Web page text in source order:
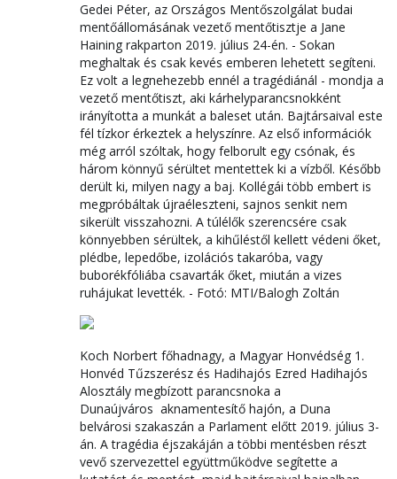
Gedei Péter, az Országos Mentőszolgálat budai
mentőállomásának vezető mentőtisztje a Jane
Haining rakparton 2019. július 24-én. - Sokan
meghaltak és csak kevés emberen lehetett segíteni.
Ez volt a legnehezebb ennél a tragédiánál - mondja a
vezető mentőtiszt, aki kárhelyparancsnokként
irányította a munkát a baleset után. Bajtársaival este
fél tízkor érkeztek a helyszínre. Az első információk
még arról szóltak, hogy felborult egy csónak, és
három könnyű sérültet mentettek ki a vízből. Később
derült ki, milyen nagy a baj. Kollégái több embert is
megpróbáltak újraéleszteni, sajnos senkit nem
sikerült visszahozni. A túlélők szerencsére csak
könnyebben sérültek, a kihűléstől kellett védeni őket,
plédbe, lepedőbe, izolációs takaróba, vagy
buborékfóliába csavarták őket, miután a vizes
ruhájukat levették. - Fotó: MTI/Balogh Zoltán
Koch Norbert főhadnagy, a Magyar Honvédség 1.
Honvéd Tűzszerész és Hadihajós Ezred Hadihajós
Alosztály megbízott parancsnoka a
Dunaújváros aknamentesítő hajón, a Duna
belvárosi szakaszán a Parlament előtt 2019. július 3-
án. A tragédia éjszakáján a többi mentésben részt
vevő szervezettel együttműködve segítette a